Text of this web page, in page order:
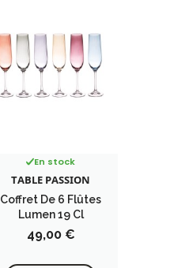
En stock
TABLE PASSION
Coffret De 6 Flûtes
Lumen 19 Cl
Prix
49,00 €